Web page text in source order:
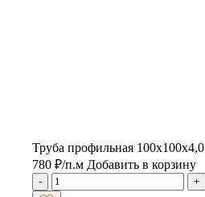
Труба профильная 100х100х4,0
780 ₽/п.м Добавить в корзину
- +